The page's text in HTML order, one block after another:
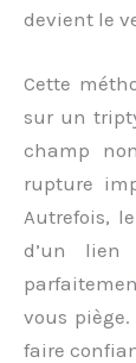
devient le
Cette
sur un
champ
rupture
Autrefois,
d’un lien
vous
faire